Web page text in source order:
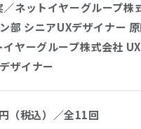
／ネットイヤーグループ株
部 シニアUXデザイナー
イヤーグループ株式会社
ザイナー
（税込）／全11回